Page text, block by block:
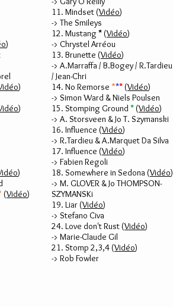
)
)
)
)
(Vidéo)
11. Mindset (Vidéo)
-> The Smileys
12. Mustang* (Vidéo)
-> Chrystel Arréou
13. Brunette (Vidéo)
-> A.Marraffa / B.Bogey / R.Tardieu
/ Jean-Chri
14. No Remorse *** (Vidéo)
-> Simon Ward & Niels Poulsen
15. Stomping Ground * (Vidéo)
-> A. Storsveen & Jo T. Szymanski
16. Influence (Vidéo)
-> R.Tardieu & A.Marquet Da Silva
17. Influence (Vidéo)
-> Fabien Regoli
18. Somewhere in Sedona (Vidéo)
-> M. GLOVER & Jo THOMPSON-
SZYMANSKi
19. Liar (Vidéo)
-> Stefano Civa
24. Love don't Rust (Vidéo)
-> Marie-Claude Gil
21. Stomp 2,3,4 (Vidéo)
-> Rob Fowler